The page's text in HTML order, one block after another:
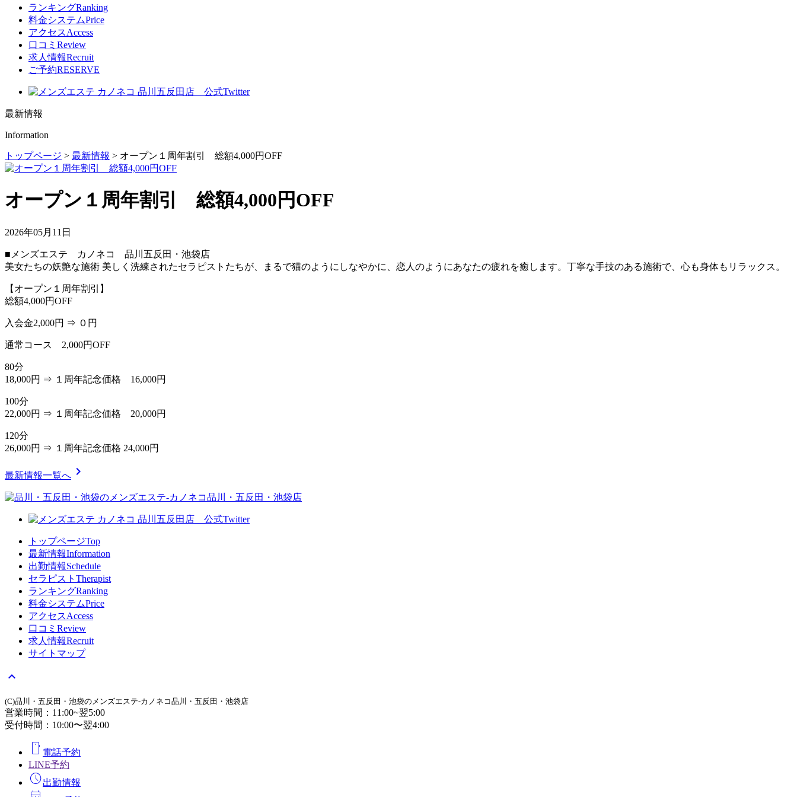
ランキングRanking
料金システムPrice
アクセスAccess
口コミ Review
求人情報Recruit
ご予約RESERVE
最新情報
Information
トップページ > 最新情報 > オープン１周年割引 総額4,000円OFF
オープン１周年割引 総額4,000円OFF
2026年05月11日
■メンズエステ カノネコ 品川五反田・池袋店
美女たちの妖艶な施術 美しく洗練されたセラピストたちが、まるで猫のようにしなやかに、恋人のようにあなたの疲れを癒します。丁寧な手技のある施術で、心も身体もリラックス。
【オープン１周年割引】
総額4,000円OFF
入会金2,000円 ⇒ ０円
通常コース 2,000円OFF
80分
18,000円 ⇒ １周年記念価格 16,000円
100分
22,000円 ⇒ １周年記念価格 20,000円
120分
26,000円 ⇒ １周年記念価格 24,000円
最新情報一覧へ chevron_right
トップページTop
最新情報Information
出勤情報Schedule
セラピスト Therapist
ランキングRanking
料金システムPrice
アクセスAccess
口コミ Review
求人情報Recruit
サイトマップ
expand_less
(C)品川・五反田・池袋のメンズエステ-カノネコ品川・五反田・池袋店
営業時間：11:00~翌5:00
受付時間：10:00〜翌4:00
smartphone 電話予約
LINE予約
schedule出勤情報